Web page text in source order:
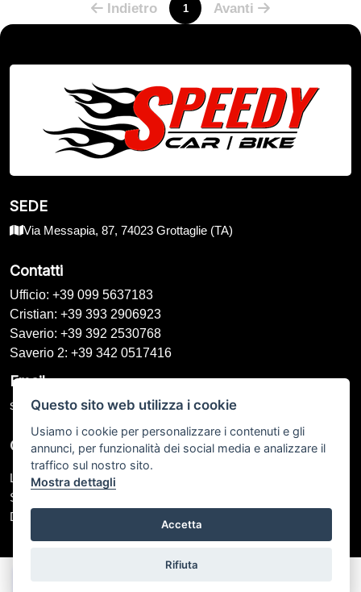
Questo sito web utilizza i cookie
Usiamo i cookie per personalizzare i contenuti e gli
annunci, per funzionalità dei social media e analizzare il
traffico sul nostro sito.
Mostra dettagli
Accetta
Rifiuta
Indietro 1 Avanti
SEDE
Via Messapia, 87, 74023 Grottaglie (TA)
Contatti
Ufficio: +39 099 5637183
Cristian: +39 393 2906923
Saverio: +39 392 2530768
Saverio 2: +39 342 0517416
Email
speedycarbike76@gmail.com
Orari di Apertura
Lunedì – Venerdì: 09:00 - 13:00 / 16:00 - 20:00
Sabato: 09:00 - 13:00 / Chiuso
Domenica: Chiuso
Speedy Car Bike di Galeone Saverio P.IVA: IT 02544360734